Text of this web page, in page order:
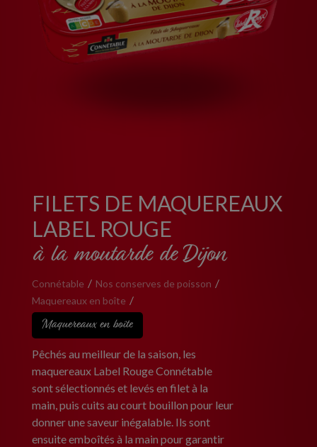
FILETS DE MAQUEREAUX
LABEL ROUGE
à la moutarde de Dijon
Connétable
Nos conserves de poisson
Maquereaux en boîte
Maquereaux en boîte
Pêchés au meilleur de la saison, les
maquereaux Label Rouge Connétable
sont sélectionnés et levés en filet à la
main, puis cuits au court bouillon pour leur
donner une saveur inégalable. Ils sont
ensuite emboîtés à la main pour garantir